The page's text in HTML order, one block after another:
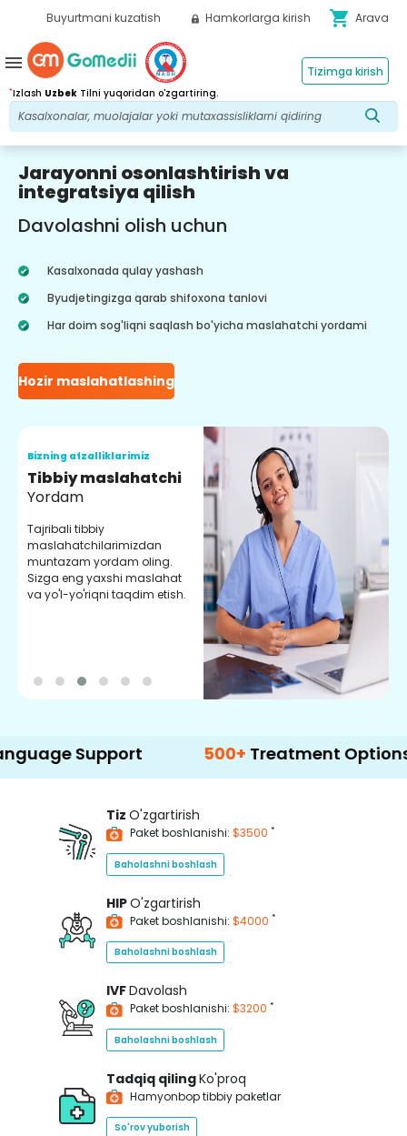
Buyurtmani kuzatish Hamkorlarga kirish shopping_cart Arava
*Izlash Uzbek Tilni yuqoridan o'zgartiring.
Tizimga kirish
menu
Jarayonni osonlashtirish va
integratsiya qilish
Davolashni olish uchun
Kasalxonada qulay yashash
Byudjetingizga qarab shifoxona tanlovi
Har doim sog'liqni saqlash bo'yicha maslahatchi yordami
Hozir maslahatlashing
Bizning afzalliklarimiz
Tibbiy maslahatchi
Yordam
Tajribali tibbiy
maslahatchilarimizdan
muntazam yordam oling.
Sizga eng yaxshi maslahat
va yo'l-yo'riqni taqdim etish.
500+ Treatment Options
Tiz O'zgartirish
Paket boshlanishi: $3500 *
Baholashni boshlash
HIPO'zgartirish
Paket boshlanishi: $4000 *
Baholashni boshlash
IVFDavolash
Paket boshlanishi: $3200 *
Baholashni boshlash
Tadqiq qilingKo'proq
Hamyonbop tibbiy paketlar
So'rov yuborish